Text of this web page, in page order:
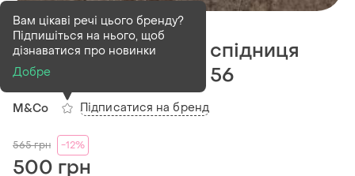
В наявності1 шт
Нова біла батистова спідниця
шиття прошва батал 56
M&Co
Вам цікаві речі цього бренду?
Підпишіться на нього, щоб
дізнаватися про новинки
Добре
Підписатися на бренд
565грн -12%
500 грн